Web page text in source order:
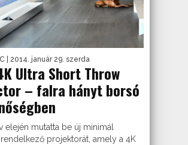
| 2014. január 29. szerda
Ultra Short Throw
– falra hányt borsó
elején mutatta be új minimál
projektorát, amely a 4K